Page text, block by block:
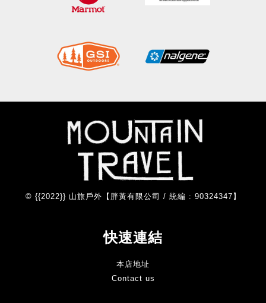
© {{2022}} 山旅戶外【胖黃有限公司 / 統編 : 90324347】
快速連結
本店地址
Contact us